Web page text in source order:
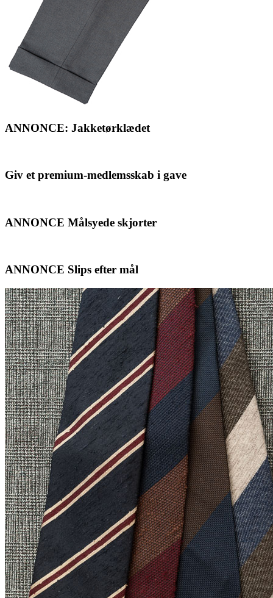
ANNONCE: Jakketørklædet
Giv et premium-medlemsskab i gave
ANNONCE Målsyede skjorter
ANNONCE Slips efter mål